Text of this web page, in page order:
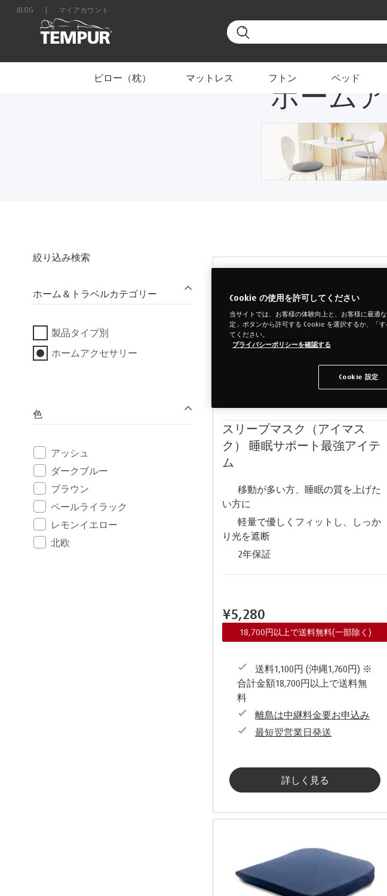
BLOG マイアカウント
ピロー（枕） マットレス フトン ベッド
ホーム ホーム＆トラベル ホームアクセサリー
ホーム
絞り込み検索
ホーム＆トラベルカテゴリー
製品タイプ別
ホームアクセサリー
色
アッシュ
ダークブルー
ブラウン
ペールライラック
レモンイエロー
北欧
スリープマスク（アイマス
ク） 睡眠サポート最強アイテ
ム
移動が多い方、睡眠の質を上げた
い方に
軽量で優しくフィットし、しっか
り光を遮断
2年保証
¥5,280
18,700円以上で送料無料(一部除く)
送料1,100円 (沖縄1,760円) ※
合計金額18,700円以上で送料無
料
離島は中継料金要お申込み
最短翌営業日発送
詳しく見る
Cookie の使用を許可してください
当サイトでは、お客様の体験向上と、お客様に最適
定」ボタンから許可する Cookie を選択するか、「
てください。
プライバシーポリシーを確認する
Cookie 設定